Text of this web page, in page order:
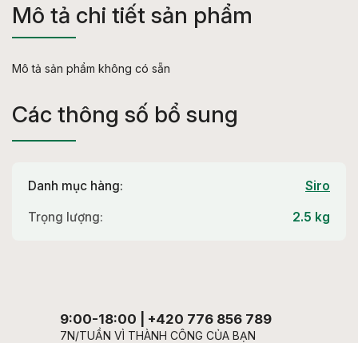
9:00-18:00 | +420 776 856 789
7N/TUẦN VÌ THÀNH CÔNG CỦA BẠN
Mô tả chi tiết sản phẩm
Mô tả sản phẩm không có sẵn
Các thông số bổ sung
Danh mục hàng: Siro
Trọng lượng: 2.5 kg